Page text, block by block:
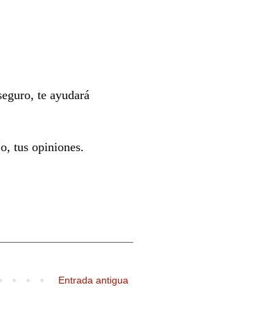
te ayudará
tus opiniones.
Entrada antigua